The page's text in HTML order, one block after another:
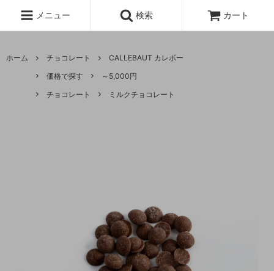
メニュー 検索 カート
ホーム チョコレート
CALLEBAUT カレボー
価格で探す
～5,000円
チョコレート
ミルクチョコレート